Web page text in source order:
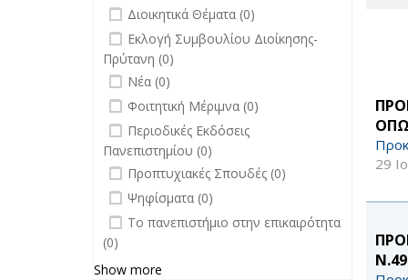
29
undefined
Διοικητικά Θέματα (0)
undefined
Εκλογή Συμβουλίου Διοίκησης-
Πρύτανη (0)
undefined
Νέα (0)
undefined
Φοιτητική Μέριμνα (0)
undefined
Περιοδικές Εκδόσεις
Πανεπιστημίου (0)
undefined
Προπτυχιακές Σπουδές (0)
undefined
Ψηφίσματα (0)
undefined
Το πανεπιστήμιο στην επικαιρότητα
(0)
Show more